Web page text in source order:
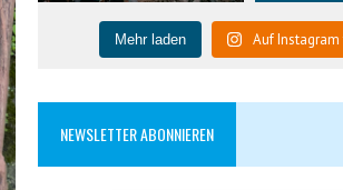
Mehr laden Auf
NEWSLETTER ABONNIEREN